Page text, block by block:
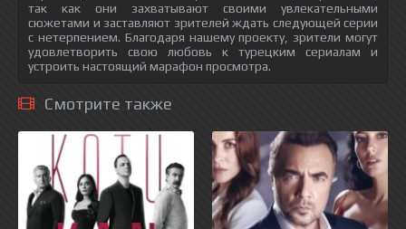
так как они захватывают своими увлекательными
сюжетами и заставляют зрителей ждать следующей серии
с нетерпением. Благодаря нашему проекту, зрители могут
удовлетворить свою любовь к турецким сериалам и
устроить настоящий марафон просмотра.
Смотрите также